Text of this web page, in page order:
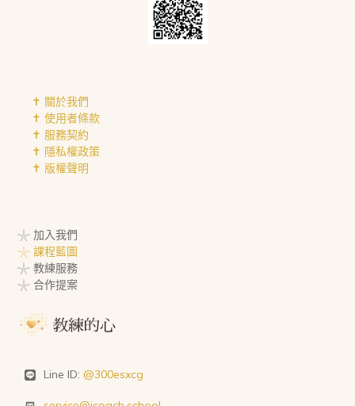
✝︎ 關於我們
✝︎ 使用者條款
✝︎ 服務契約
✝︎ 隱私權政策
✝︎ 版權聲明
𓇼 加入我們
𓇼 課程藍圖
𓇼 教練服務
𓇼 合作提案
Line ID: @300esxcg